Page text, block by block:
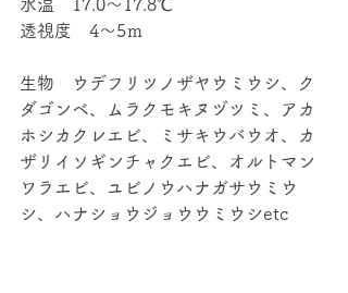
水温　17.0～17.8℃
透視度　4～5ｍ
生物　ウデフリツノザヤウミウシ、ク
ダゴンベ、ムラクモキヌヅツミ、アカ
ホシカクレエビ、ミサキウバウオ、カ
ザリイソギンチャクエビ、オルトマン
ワラエビ、ユビノウハナガサウミウ
シ、ハナショウジョウウミウシetc